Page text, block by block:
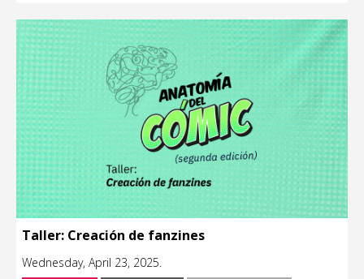
Taller: Creación de fanzines
Wednesday, April 23, 2025.